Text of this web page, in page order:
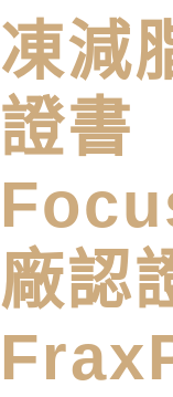
凍減
證書
廠認